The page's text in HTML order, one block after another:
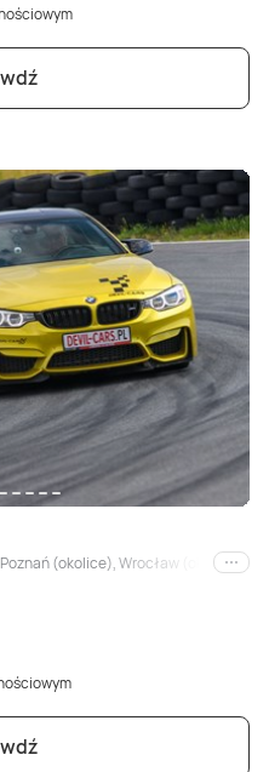
(okolice), Wrocław (okolice),
i inne